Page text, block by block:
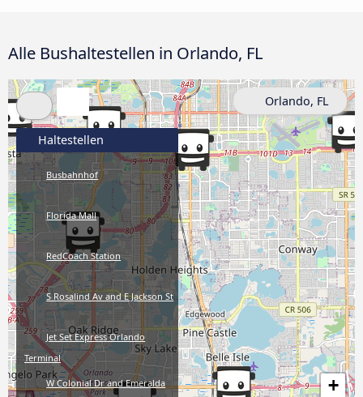
Alle Bushaltestellen in Orlando, FL
+
Haltestellen
Busbahnhof
Florida Mall
RedCoach Station
S Rosalind Av and E Jackson St
Jet Set Express Orlando
Terminal
W Colonial Dr and Emeralda
Orlando, FL